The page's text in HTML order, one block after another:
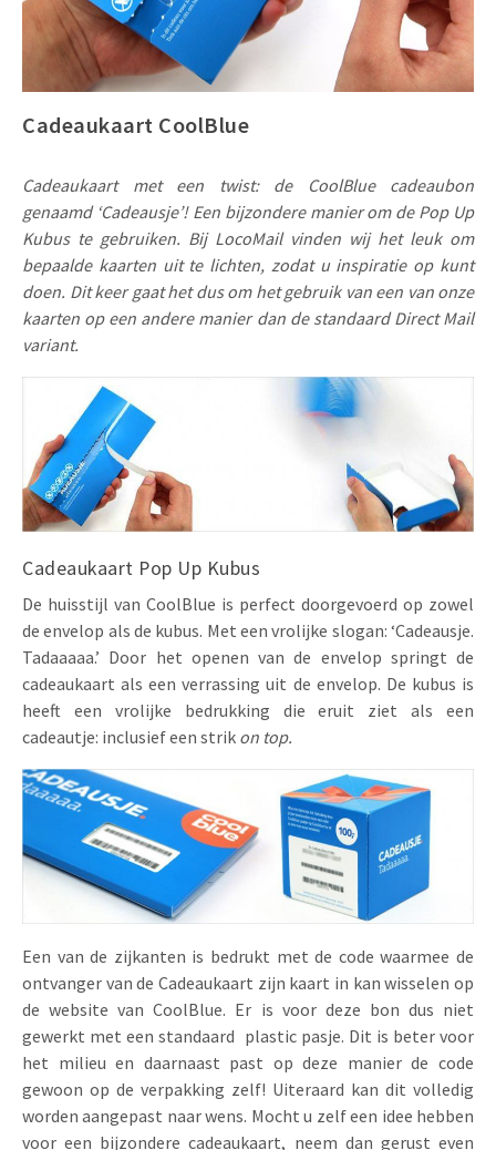
Cadeaukaart CoolBlue
Cadeaukaart met een twist: de CoolBlue cadeaubon
genaamd ‘Cadeausje’! Een bijzondere manier om de Pop Up
Kubus te gebruiken. Bij LocoMail vinden wij het leuk om
bepaalde kaarten uit te lichten, zodat u inspiratie op kunt
doen. Dit keer gaat het dus om het gebruik van een van onze
kaarten op een andere manier dan de standaard Direct Mail
variant.
Cadeaukaart Pop Up Kubus
De huisstijl van CoolBlue is perfect doorgevoerd op zowel
de envelop als de kubus. Met een vrolijke slogan: ‘Cadeausje.
Tadaaaaa.’ Door het openen van de envelop springt de
cadeaukaart als een verrassing uit de envelop. De kubus is
heeft een vrolijke bedrukking die eruit ziet als een
cadeautje: inclusief een strik on top.
Een van de zijkanten is bedrukt met de code waarmee de
ontvanger van de Cadeaukaart zijn kaart in kan wisselen op
de website van CoolBlue. Er is voor deze bon dus niet
gewerkt met een standaard plastic pasje. Dit is beter voor
het milieu en daarnaast past op deze manier de code
gewoon op de verpakking zelf! Uiteraard kan dit volledig
worden aangepast naar wens. Mocht u zelf een idee hebben
voor een bijzondere cadeaukaart, neem dan gerust even
Pop-up Kaarten
Geluidskaarten
Lenticular Cards
Twin Sliders
Tabkaarten
Budget kaarten
Andere opvallende mailings
Alle producten
Media Marketing
Automotive Marketing
Non-profit Marketing
Marketing in de Zorg
Duurzame Marketing
Marketing voor Scholen
Horeca Marketing
Food Marketing
Uitnodigingen
Product Introductie
App-lancering
Klantenbinding
Over Ons
Duurzaamheid
Brochure downloaden